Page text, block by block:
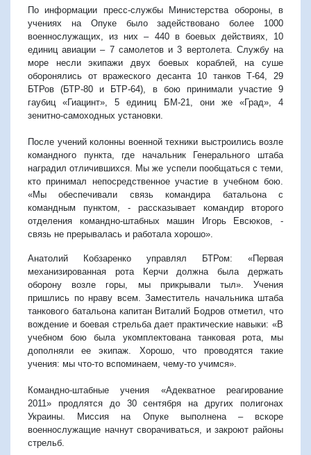
По информации пресс-службы Министерства обороны, в
учениях на Опуке было задействовано более 1000
военнослужащих, из них – 440 в боевых действиях, 10
единиц авиации – 7 самолетов и 3 вертолета. Службу на
море несли экипажи двух боевых кораблей, на суше
оборонялись от вражеского десанта 10 танков Т-64, 29
БТРов (БТР-80 и БТР-64), в бою принимали участие 9
гаубиц «Гиацинт», 5 единиц БМ-21, они же «Град», 4
зенитно-самоходных установки.
После учений колонны военной техники выстроились возле
командного пункта, где начальник Генерального штаба
наградил отличившихся. Мы же успели пообщаться с теми,
кто принимал непосредственное участие в учебном бою.
«Мы обеспечивали связь командира батальона с
командным пунктом, - рассказывает командир второго
отделения командно-штабных машин Игорь Евсюков, -
связь не прерывалась и работала хорошо».
Анатолий Кобзаренко управлял БТРом: «Первая
механизированная рота Керчи должна была держать
оборону возле горы, мы прикрывали тыл». Учения
пришлись по нраву всем. Заместитель начальника штаба
танкового батальона капитан Виталий Бодров отметил, что
вождение и боевая стрельба дает практические навыки: «В
учебном бою была укомплектована танковая рота, мы
дополняли ее экипаж. Хорошо, что проводятся такие
учения: мы что-то вспоминаем, чему-то учимся».
Командно-штабные учения «Адекватное реагирование
2011» продлятся до 30 сентября на других полигонах
Украины. Миссия на Опуке выполнена – вскоре
военнослужащие начнут сворачиваться, и закроют районы
стрельб.